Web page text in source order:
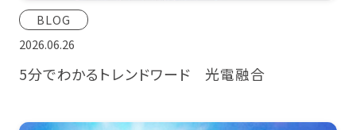
BLOG
2026.06.26
5分でわかるトレンドワード 光電融合